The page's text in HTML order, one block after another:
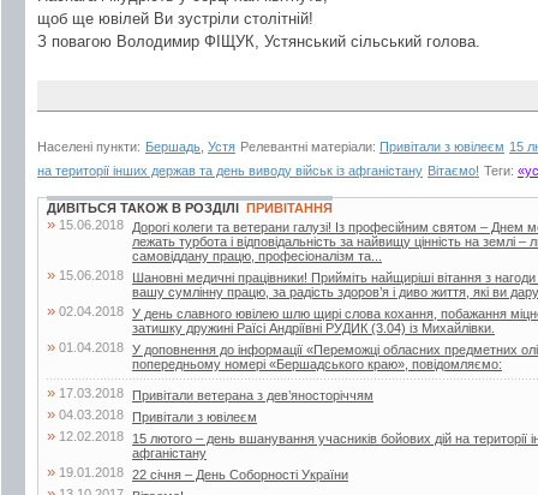
щоб ще ювілей Ви зустріли столітній!
З повагою Володимир ФІЩУК, Устянський сільський голова.
Населені пункти: Бершадь Устя Релевантні матеріали: Привітали з ювілеєм 15
на території інших держав та день виводу військ із афганістану Вітаємо! Теги:
ДИВІТЬСЯ ТАКОЖ В РОЗДІЛІ ПРИВІТАННЯ
» 15.06.2018
Дорогі колеги та ветерани галузі! Із професійним святом –
лежать турбота і відповідальність за найвищу цінність на землі
самовіддану працю, професіоналізм та...
» 15.06.2018
Шановні медичні працівники! Прийміть найщиріші вітання з
вашу сумлінну працю, за радість здоров’я і диво життя, які ви
» 02.04.2018 У день славного ювілею шлю щирі слова кохання, побажання
затишку дружині Раїсі Андріївні РУДИК (3.04) із Михайлівки.
» 01.04.2018 У доповнення до інформації «Переможці обласних предметних
попередньому номері «Бершадського краю», повідомляємо:
» 17.03.2018 Привітали ветерана з дев’яносторіччям
» 04.03.2018 Привітали з ювілеєм
» 12.02.2018
15 лютого – день вшанування учасників бойових дій на території
афганістану
» 19.01.2018 22 січня – День Соборності України